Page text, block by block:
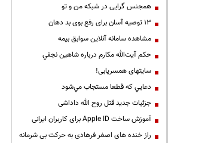
همجنس گرایی در شبکه من و تو
13 توصیه آسان برای رفع بوی بد دهان
مشاهده سامانه آنلاين سوابق بیمه
حكم آيت‌الله مكارم درباره شاهين نجفي
سایتهای همسریابی!
دعايي كه قطعا مستجاب مي‌شود
جزئیات جدید قتل روح الله داداشی
آموزش ساخت Apple ID برای کاربران ایرانی
راز خنده های اصغر فرهادی به حرکت بی شرمانه